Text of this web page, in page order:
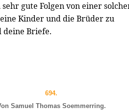
gute Folgen von einer
Kinder und die Brüder zu
Briefe.
694.
Samuel Thomas Soemmerring.